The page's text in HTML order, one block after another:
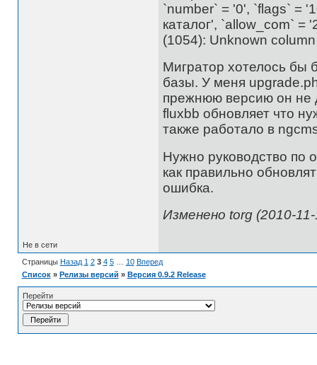
`number` = '0', `flags` =
каталог', `allow_com` =
(1054): Unknown
Мигратор хотелось бы
базы. У меня
прежнюю версию он не
fluxbb обновляет что
также работало в
Нужно руководство по
как правильно
ошибка.
Изменено torg (2010-
Не в сети
Страницы Назад 1 2 3 4 5 10 Вперед
Список » Релизы версий » Версия 0.9.2 Release
Перейти